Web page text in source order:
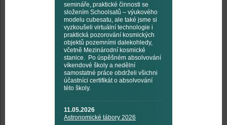
semináře, praktické činnosti se
složením Schoolsatů – výukového
modelu cubesatu, ale také jsme si
vyzkoušeli virtuální technologie i
praktická pozorování kosmických
objektů pozemními dalekohledy,
včetně Mezinárodní kosmické
stanice. Po úspěšném absolvování
víkendové školy a nedělní
samostatné práce obdrželi všichni
účastníci certifikát o absolvování
této školy.
11.05.2026
Astronomické tábory 2026